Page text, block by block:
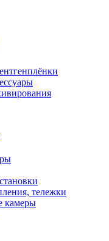
тележки
камеры